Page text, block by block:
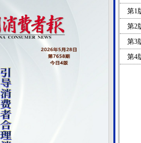
第1
第2
第3
第4